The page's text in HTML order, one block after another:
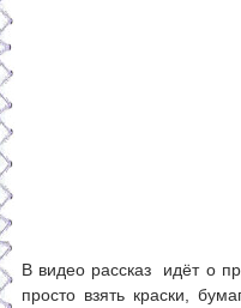
В видео рассказ идёт о
просто взять краски,